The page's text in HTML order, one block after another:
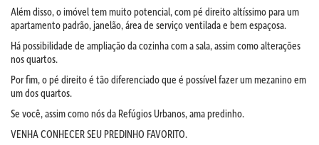
Além disso, o imóvel tem muito potencial, com pé direito altíssimo para um
apartamento padrão, janelão, área de serviço ventilada e bem espaçosa.
Há possibilidade de ampliação da cozinha com a sala, assim como alterações
nos quartos.
Por fim, o pé direito é tão diferenciado que é possível fazer um mezanino em
um dos quartos.
Se você, assim como nós da Refúgios Urbanos, ama predinho.
VENHA CONHECER SEU PREDINHO FAVORITO.